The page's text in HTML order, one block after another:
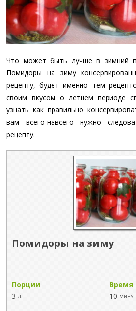
Что может быть лучше в зимний
Помидоры на зиму
рецепту, будет именно тем
своим вкусом о летнем периоде
узнать как правильно
вам всего-навсего нужно
рецепту.
Помидоры на зиму
Порции
Время
3 л. 10 минут